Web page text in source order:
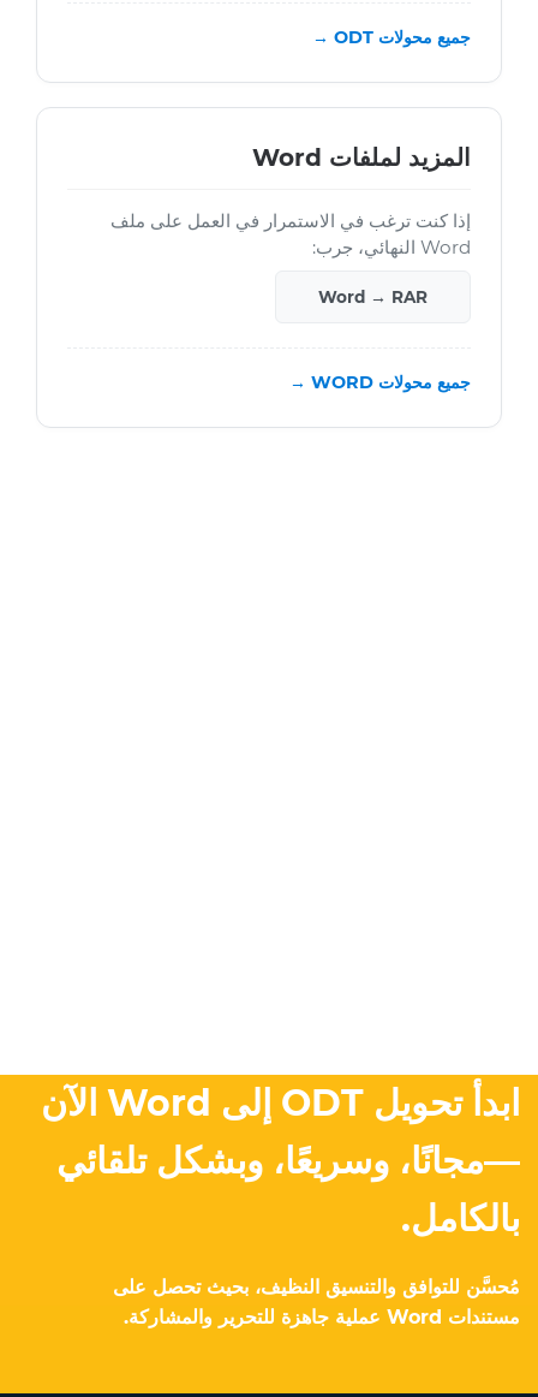
جميع محولات ODT →
المزيد لملفات Word
إذا كنت ترغب في الاستمرار في العمل على ملف
Word النهائي، جرب:
Word → RAR
جميع محولات WORD →
ابدأ تحويل ODT إلى Word الآن
—مجانًا، وسريعًا، وبشكل تلقائي
بالكامل.
مُحسَّن للتوافق والتنسيق النظيف، بحيث تحصل على
مستندات Word عملية جاهزة للتحرير والمشاركة.